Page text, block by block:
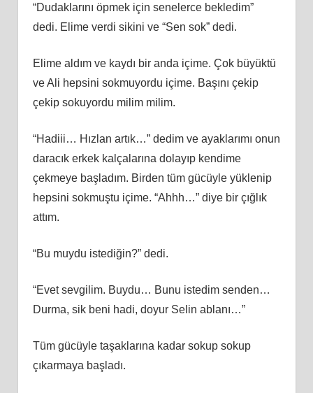
“Dudaklarını öpmek için senelerce bekledim”
dedi. Elime verdi sikini ve “Sen sok” dedi.
Elime aldım ve kaydı bir anda içime. Çok büyüktü
ve Ali hepsini sokmuyordu içime. Başını çekip
çekip sokuyordu milim milim.
“Hadiii… Hızlan artık…” dedim ve ayaklarımı onun
daracık erkek kalçalarına dolayıp kendime
çekmeye başladım. Birden tüm gücüyle yüklenip
hepsini sokmuştu içime. “Ahhh…” diye bir çığlık
attım.
“Bu muydu istediğin?” dedi.
“Evet sevgilim. Buydu… Bunu istedim senden…
Durma, sik beni hadi, doyur Selin ablanı…”
Tüm gücüyle taşaklarına kadar sokup sokup
çıkarmaya başladı.